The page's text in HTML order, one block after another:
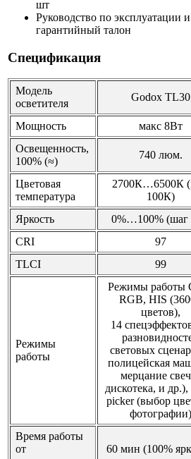
шт
Руководство по эксплуатации и
гарантийный талон
Спецификация
Модель
осветителя
Godox TL30
Мощность
макс 8Вт
Освещенность,
100% (≈)
740 люм.
Цветовая
температура
2700К…6500К
100К)
Яркость
0%…100% (шаг
CRI
97
TLCI
99
Режимы
работы
Режимы работы
RGB, HIS
цветов),
14
световых
полицейская
мерцание
дискотека, и
picker (выбор
фотографии)
Время работы
от
60 мин (100%